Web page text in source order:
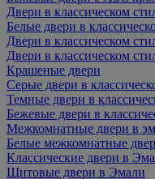
Двери в классическом
Белые двери в
Двери в классическом
Двери в классическом
Крашеные двери
Серые двери в
Темные двери в
Бежевые двери в
Межкомнатные двери в
Белые межкомнатные
Классические двери в
Щитовые двери в Эмали